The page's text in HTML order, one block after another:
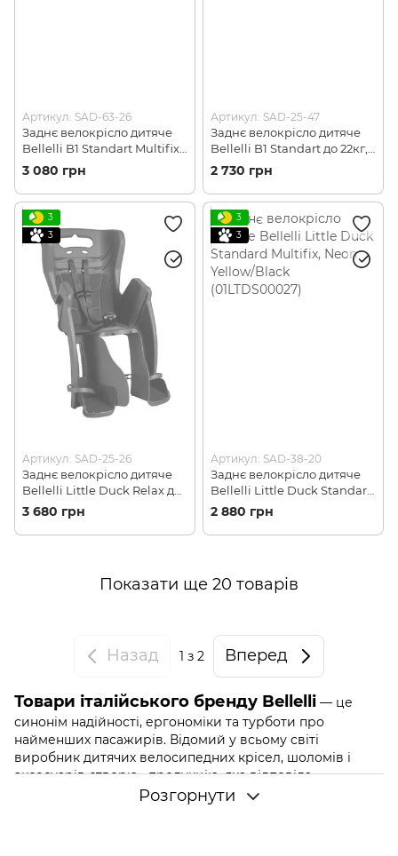
Артикул: SAD-63-26
Заднє велокрісло дитяче
Bellelli B1 Standart Multifix,
Grey/Red (01B1S00002XL)
3 080 грн
Артикул: SAD-25-47
Заднє велокрісло дитяче
Bellelli B1 Standart до 22кг,
Silver/Black (01B1S00007)
2 730 грн
3
3
Артикул: SAD-25-26
Заднє велокрісло дитяче
Bellelli Little Duck Relax до
22кг, Grey/Red
(01LTDR00002)
3 680 грн
3
3
Артикул: SAD-38-20
Заднє велокрісло дитяче
Bellelli Little Duck Standard
Multifix, Neon Yellow/Black
(01LTDS00027)
2 880 грн
Показати ще 20 товарів
Назад 1 з 2 Вперед
Товари італійського бренду Bellelli — це
синонім надійності, ергономіки та турботи про
найменших пасажирів. Відомий у всьому світі
виробник дитячих велосипедних крісел, шоломів і
аксесуарів створює продукцію, яка відповідає
найвищим європейським стандартам безпеки. Якщо
Розгорнути